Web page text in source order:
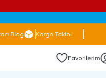
Blog Kargo Takibi
Favorilerim